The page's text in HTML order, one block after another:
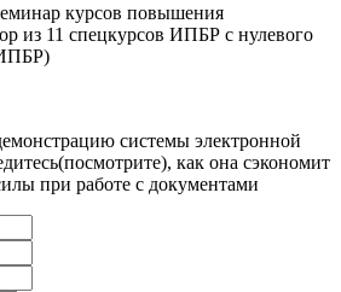
курсов повышения
из 11 спецкурсов ИПБР с нулевого
системы электронной
как она сэкономит
при работе с документами